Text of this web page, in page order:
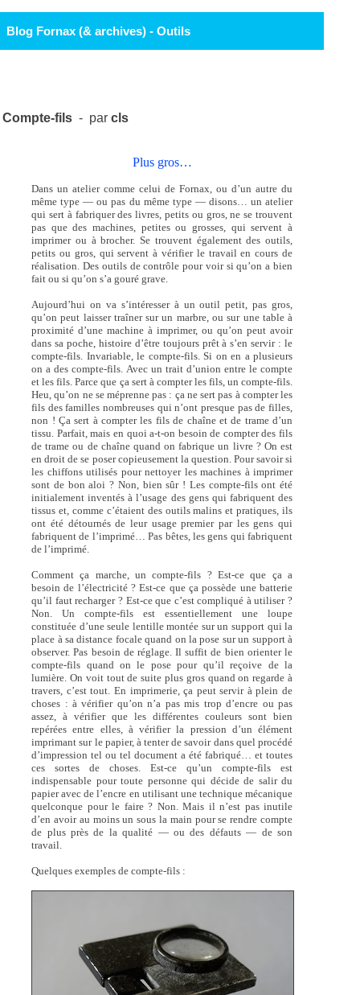
Blog Fornax (& archives) - Outils
Compte-fils - parcls
Plus gros…
Dans un atelier comme celui de Fornax, ou d’un autre du
même type — ou pas du même type — disons… un atelier
qui sert à fabriquer des livres, petits ou gros, ne se trouvent
pas que des machines, petites ou grosses, qui servent à
imprimer ou à brocher. Se trouvent également des outils,
petits ou gros, qui servent à vérifier le travail en cours de
réalisation. Des outils de contrôle pour voir si qu’on a bien
fait ou si qu’on s’a gouré grave.
Aujourd’hui on va s’intéresser à un outil petit, pas gros,
qu’on peut laisser traîner sur un marbre, ou sur une table à
proximité d’une machine à imprimer, ou qu’on peut avoir
dans sa poche, histoire d’être toujours prêt à s’en servir : le
compte-fils. Invariable, le compte-fils. Si on en a plusieurs
on a des compte-fils. Avec un trait d’union entre le compte
et les fils. Parce que ça sert à compter les fils, un compte-fils.
Heu, qu’on ne se méprenne pas : ça ne sert pas à compter les
fils des familles nombreuses qui n’ont presque pas de filles,
non ! Ça sert à compter les fils de chaîne et de trame d’un
tissu. Parfait, mais en quoi a-t-on besoin de compter des fils
de trame ou de chaîne quand on fabrique un livre ? On est
en droit de se poser copieusement la question. Pour savoir si
les chiffons utilisés pour nettoyer les machines à imprimer
sont de bon aloi ? Non, bien sûr ! Les compte-fils ont été
initialement inventés à l’usage des gens qui fabriquent des
tissus et, comme c’étaient des outils malins et pratiques, ils
ont été détournés de leur usage premier par les gens qui
fabriquent de l’imprimé… Pas bêtes, les gens qui fabriquent
de l’imprimé.
Comment ça marche, un compte-fils ? Est-ce que ça a
besoin de l’électricité ? Est-ce que ça possède une batterie
qu’il faut recharger ? Est-ce que c’est compliqué à utiliser ?
Non. Un compte-fils est essentiellement une loupe
constituée d’une seule lentille montée sur un support qui la
place à sa distance focale quand on la pose sur un support à
observer. Pas besoin de réglage. Il suffit de bien orienter le
compte-fils quand on le pose pour qu’il reçoive de la
lumière. On voit tout de suite plus gros quand on regarde à
travers, c’est tout. En imprimerie, ça peut servir à plein de
choses : à vérifier qu’on n’a pas mis trop d’encre ou pas
assez, à vérifier que les différentes couleurs sont bien
repérées entre elles, à vérifier la pression d’un élément
imprimant sur le papier, à tenter de savoir dans quel procédé
d’impression tel ou tel document a été fabriqué… et toutes
ces sortes de choses. Est-ce qu’un compte-fils est
indispensable pour toute personne qui décide de salir du
papier avec de l’encre en utilisant une technique mécanique
quelconque pour le faire ? Non. Mais il n’est pas inutile
d’en avoir au moins un sous la main pour se rendre compte
de plus près de la qualité — ou des défauts — de son
travail.
Quelques exemples de compte-fils :